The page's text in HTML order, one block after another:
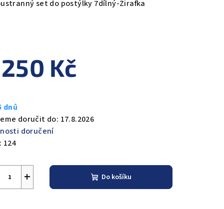
set do postýlky 7dílný-Žirafka
Kč
dnů
doručit do: 17.8.2026
doručení
124
+ Do košíku